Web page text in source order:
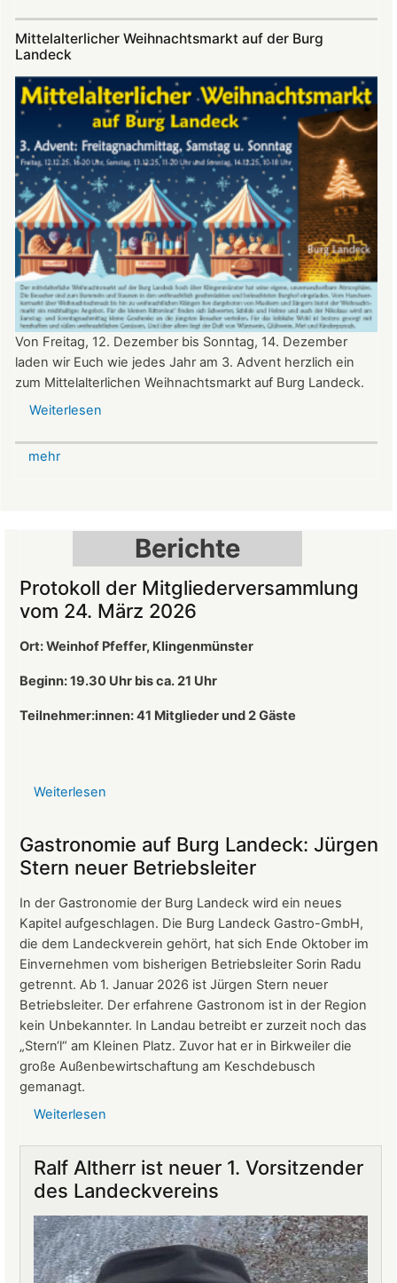
Burg
Mittelalterlicher Weihnachtsmarkt auf der Burg
Landeck
Von Freitag, 12. Dezember bis Sonntag, 14. Dezember
laden wir Euch wie jedes Jahr am 3. Advent herzlich ein
zum Mittelalterlichen Weihnachtsmarkt auf Burg Landeck.
Weiterlesen
Landeck
mehr
Berichte
Protokoll der Mitgliederversammlung
vom 24. März 2026
Ort: Weinhof Pfeffer, Klingenmünster
Beginn: 19.30 Uhr bis ca. 21 Uhr
Teilnehmer:innen: 41 Mitglieder und 2 Gäste
Weiterlesen
der
Mitgliederversammlung
vom
März
2026
Gastronomie auf Burg Landeck: Jürgen
Stern neuer Betriebsleiter
In der Gastronomie der Burg Landeck wird ein neues
Kapitel aufgeschlagen. Die Burg Landeck Gastro-GmbH,
die dem Landeckverein gehört, hat sich Ende Oktober im
Einvernehmen vom bisherigen Betriebsleiter Sorin Radu
getrennt. Ab 1. Januar 2026 ist Jürgen Stern neuer
Betriebsleiter. Der erfahrene Gastronom ist in der Region
kein Unbekannter. In Landau betreibt er zurzeit noch das
„Stern‘l“ am Kleinen Platz. Zuvor hat er in Birkweiler die
große Außenbewirtschaftung am Keschdebusch
gemanagt.
Weiterlesen
Burg
Landeck:
Jürgen
Stern
neuer
Betriebsleiter
Ralf Altherr ist neuer 1. Vorsitzender
des Landeckvereins